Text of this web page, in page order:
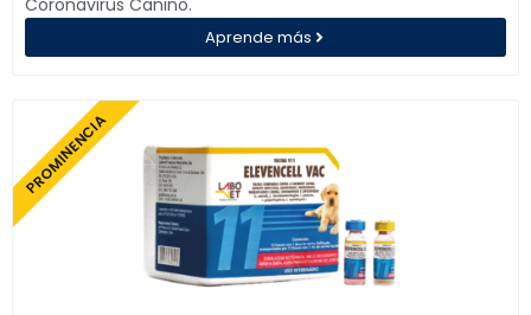
Aprende más
PROMINENCIA